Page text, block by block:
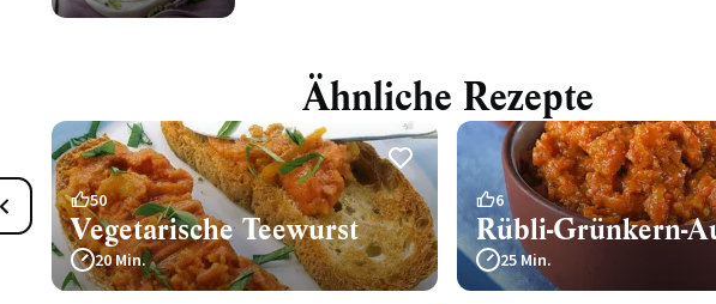
Ähnliche Rezepte
50
Vegetarische Teewurst
20 Min.
6
Rübli-Grünkern-
25 Min.